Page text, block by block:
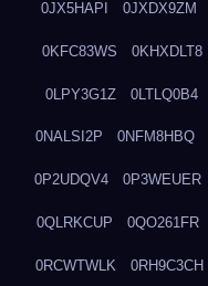
0JX5HAPI 0JXDX9ZM
0KFC83WS 0KHXDLT8
0LPY3G1Z 0LTLQ0B4
0NALSI2P 0NFM8HBQ
0P2UDQV4 0P3WEUER
0QLRKCUP 0QO261FR
0RCWTWLK 0RH9C3CH